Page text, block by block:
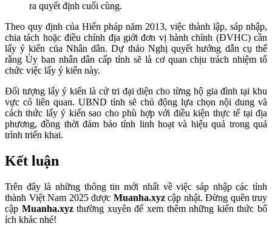
ra quyết định cuối cùng.
Theo quy định của Hiến pháp năm 2013, việc thành lập, sáp nhập,
chia tách hoặc điều chỉnh địa giới đơn vị hành chính (ĐVHC) cần
lấy ý kiến của Nhân dân. Dự thảo Nghị quyết hướng dẫn cụ thể
rằng Ủy ban nhân dân cấp tỉnh sẽ là cơ quan chịu trách nhiệm tổ
chức việc lấy ý kiến này.
Đối tượng lấy ý kiến là cử tri đại diện cho từng hộ gia đình tại khu
vực có liên quan. UBND tỉnh sẽ chủ động lựa chọn nội dung và
cách thức lấy ý kiến sao cho phù hợp với điều kiện thực tế tại địa
phương, đồng thời đảm bảo tính linh hoạt và hiệu quả trong quá
trình triển khai.
Kết luận
Trên đây là những thông tin mới nhất về việc sáp nhập các tỉnh
thành Việt Nam 2025 được Muanha.xyz cập nhật. Đừng quên truy
cập Muanha.xyzthường xuyên để xem thêm những kiến thức bổ
ích khác nhé!